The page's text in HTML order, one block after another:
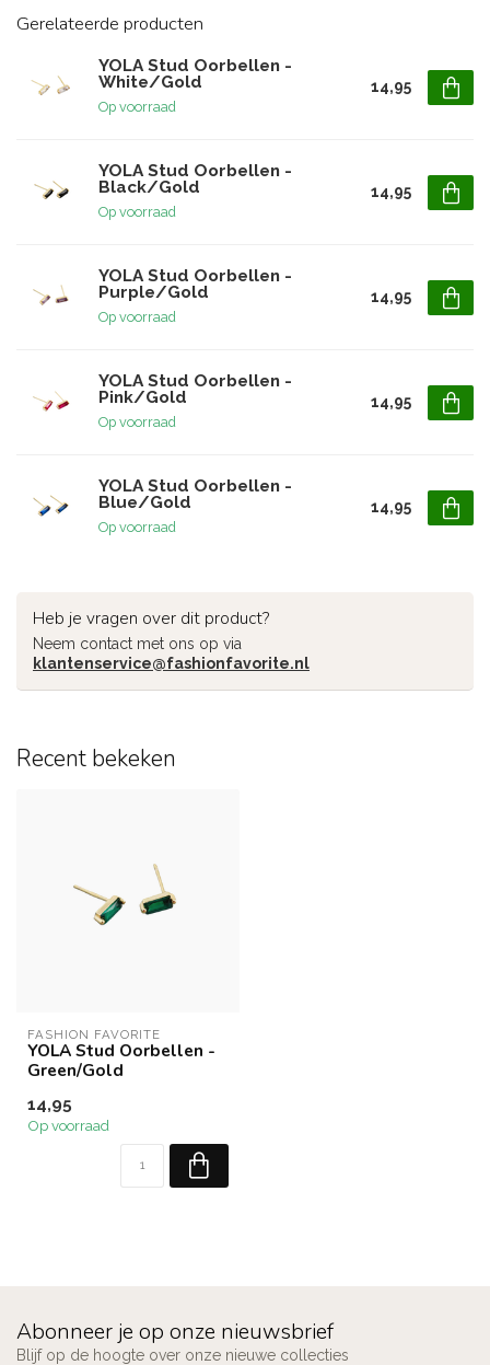
Gerelateerde producten
YOLA Stud Oorbellen -
White/Gold
Op voorraad
14,95
YOLA Stud Oorbellen -
Black/Gold
Op voorraad
14,95
YOLA Stud Oorbellen -
Purple/Gold
Op voorraad
14,95
YOLA Stud Oorbellen -
Pink/Gold
Op voorraad
14,95
YOLA Stud Oorbellen -
Blue/Gold
Op voorraad
14,95
Heb je vragen over dit product?
Neem contact met ons op via
klantenservice@fashionfavorite.nl
Recent bekeken
FASHION FAVORITE
YOLA Stud Oorbellen -
Green/Gold
14,95
Op voorraad
Abonneer je op onze nieuwsbrief
Blijf op de hoogte over onze nieuwe collecties